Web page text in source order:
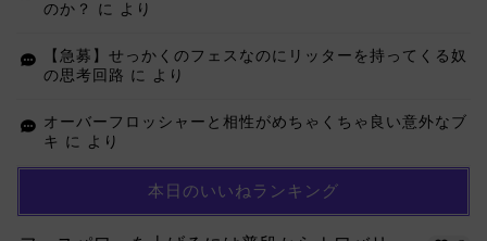
のか？
に より
【急募】せっかくのフェスなのにリッターを持ってくる奴
の思考回路 に より
オーバーフロッシャーと相性がめちゃくちゃ良い意外なブ
キ に より
本日のいいねランキング